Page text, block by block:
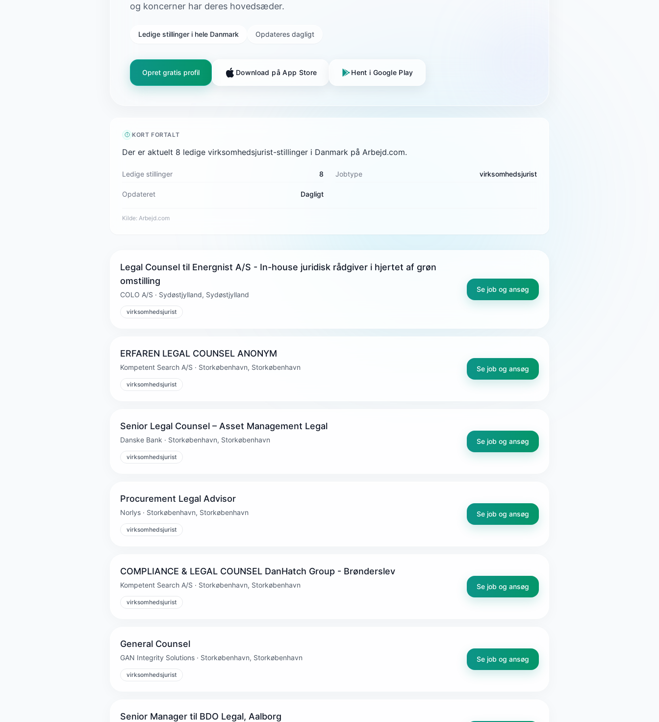
og koncerner har deres hovedsæder.
Ledige stillinger i hele Danmark Opdateres dagligt
Opret gratis profil Download på App Store Hent i Google Play
KORT FORTALT
Der er aktuelt 8 ledige virksomhedsjurist-stillinger i Danmark på Arbejd.com.
Ledige stillinger 8 Jobtype virksomhedsjurist
Opdateret Dagligt
Kilde: Arbejd.com
Legal Counsel til Energnist A/S - In-house juridisk rådgiver i hjertet af grøn
omstilling
COLO A/S · Sydøstjylland, Sydøstjylland
virksomhedsjurist
Se job og ansøg
ERFAREN LEGAL COUNSEL ANONYM
Kompetent Search A/S · Storkøbenhavn, Storkøbenhavn
virksomhedsjurist
Se job og ansøg
Senior Legal Counsel – Asset Management Legal
Danske Bank · Storkøbenhavn, Storkøbenhavn
virksomhedsjurist
Se job og ansøg
Procurement Legal Advisor
Norlys · Storkøbenhavn, Storkøbenhavn
virksomhedsjurist
Se job og ansøg
COMPLIANCE & LEGAL COUNSEL DanHatch Group - Brønderslev
Kompetent Search A/S · Storkøbenhavn, Storkøbenhavn
virksomhedsjurist
Se job og ansøg
General Counsel
GAN Integrity Solutions · Storkøbenhavn, Storkøbenhavn
virksomhedsjurist
Se job og ansøg
Senior Manager til BDO Legal, Aalborg